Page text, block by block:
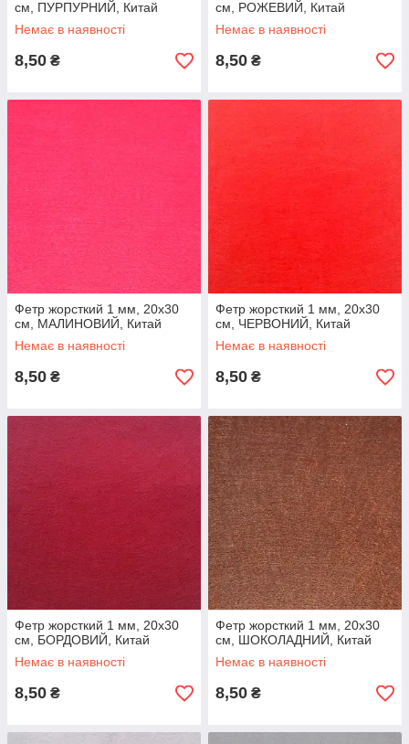
см, ПУРПУРНИЙ, Китай
Немає в наявності
8,50 ₴
см, РОЖЕВИЙ, Китай
Немає в наявності
8,50 ₴
Фетр жорсткий 1 мм, 20x30
см, МАЛИНОВИЙ, Китай
Немає в наявності
8,50 ₴
Фетр жорсткий 1 мм, 20x30
см, ЧЕРВОНИЙ, Китай
Немає в наявності
8,50 ₴
Фетр жорсткий 1 мм, 20x30
см, БОРДОВИЙ, Китай
Немає в наявності
8,50 ₴
Фетр жорсткий 1 мм, 20x30
см, ШОКОЛАДНИЙ, Китай
Немає в наявності
8,50 ₴